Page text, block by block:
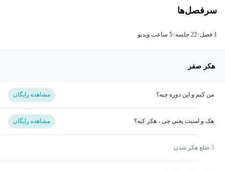
سرفصل‌ها
1 فصل 22 جلسه 5 ساعت ویدیو
هکر صفر
من کیم و این دوره چیه؟ مشاهده رایگان
هک و امنیت یعنی چی ، هکر کیه؟ مشاهده رایگان